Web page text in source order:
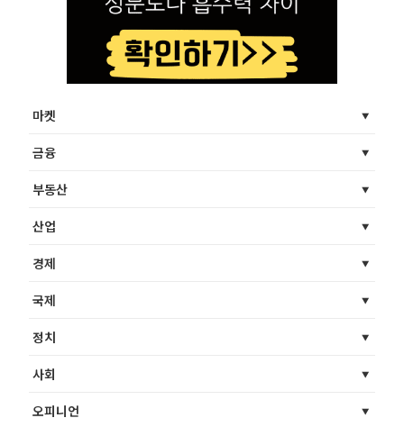
마켓
금융
부동산
산업
경제
국제
정치
사회
오피니언